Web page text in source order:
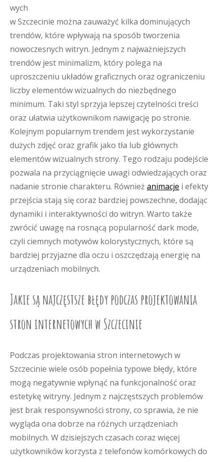
wych
w Szczecinie można zauważyć kilka dominujących
trendów, które wpływają na sposób tworzenia
nowoczesnych witryn. Jednym z najważniejszych
trendów jest minimalizm, który polega na
uproszczeniu układów graficznych oraz ograniczeniu
liczby elementów wizualnych do niezbędnego
minimum. Taki styl sprzyja lepszej czytelności treści
oraz ułatwia użytkownikom nawigację po stronie.
Kolejnym popularnym trendem jest wykorzystanie
dużych zdjęć oraz grafik jako tła lub głównych
elementów wizualnych strony. Tego rodzaju podejście
pozwala na przyciągnięcie uwagi odwiedzających oraz
nadanie stronie charakteru. Również animacje i efekty
przejścia stają się coraz bardziej powszechne, dodając
dynamiki i interaktywności do witryn. Warto także
zwrócić uwagę na rosnącą popularność dark mode,
czyli ciemnych motywów kolorystycznych, które są
bardziej przyjazne dla oczu i oszczędzają energię na
urządzeniach mobilnych.
Jakie są najczęstsze błędy podczas projektowania
stron internetowych w Szczecinie
Podczas projektowania stron internetowych w
Szczecinie wiele osób popełnia typowe błędy, które
mogą negatywnie wpłynąć na funkcjonalność oraz
estetykę witryny. Jednym z najczęstszych problemów
jest brak responsywności strony, co sprawia, że nie
wygląda ona dobrze na różnych urządzeniach
mobilnych. W dzisiejszych czasach coraz więcej
użytkowników korzysta z telefonów komórkowych do